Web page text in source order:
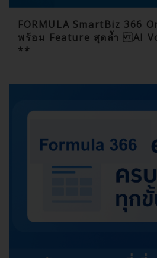
FORMULA SmartBiz 366
พร้อม Feature สุดล้ำ AI
**